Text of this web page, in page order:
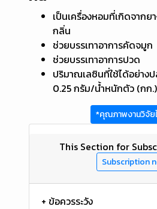
เป็นเครื่องหอมที่เกิดจากย
กลิ่น
ช่วยบรรเทาอาการคัดจมูก
ช่วยบรรเทาอาการปวด
ปริมาณเลซินที่ใช้ได้อย่าง
0.25 กรัม/น้ำหนักตัว (กก
*คุณภาพงานวิจัย
This Section for
Subscription
+ ข้อควรระวัง